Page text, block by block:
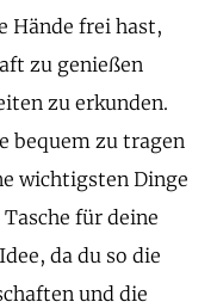
Hände frei hast,
zu genießen
zu erkunden.
bequem zu tragen
wichtigsten Dinge
für deine
da du so die
und die